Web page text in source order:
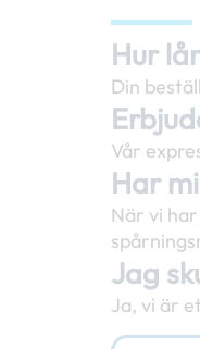
Hur
Din
Vår
Har
När vi
Jag
Ja, vi är